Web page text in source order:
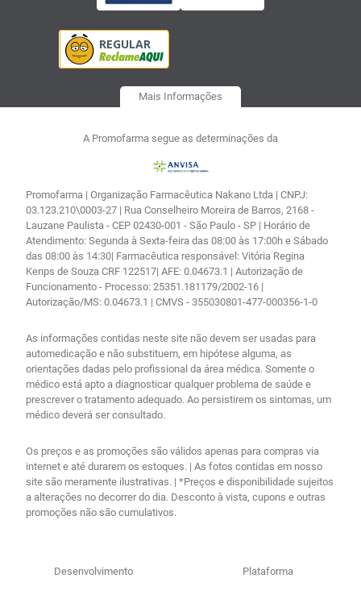
Mais Informações
A Promofarma segue as determinações da
Promofarma | Organização Farmacêutica Nakano Ltda | CNPJ:
03.123.210\0003-27 | Rua Conselheiro Moreira de Barros, 2168 -
Lauzane Paulista - CEP 02430-001 - São Paulo - SP | Horário de
Atendimento: Segunda à Sexta-feira das 08:00 às 17:00h e Sábado
das 08:00 às 14:30| Farmacêutica responsável: Vitória Regina
Kenps de Souza CRF 122517| AFE: 0.04673.1 | Autorização de
Funcionamento - Processo: 25351.181179/2002-16 |
Autorização/MS: 0.04673.1 | CMVS - 355030801-477-000356-1-0
As informações contidas neste site não devem ser usadas para
automedicação e não substituem, em hipótese alguma, as
orientações dadas pelo profissional da área médica. Somente o
médico está apto a diagnosticar qualquer problema de saúde e
prescrever o tratamento adequado. Ao persistirem os sintomas, um
médico deverá ser consultado.
Os preços e as promoções são válidos apenas para compras via
internet e até durarem os estoques. | As fotos contidas em nosso
site são meramente ilustrativas. | *Preços e disponibilidade sujeitos
a alterações no decorrer do dia. Desconto à vista, cupons e outras
promoções não são cumulativos.
Desenvolvimento Plataforma